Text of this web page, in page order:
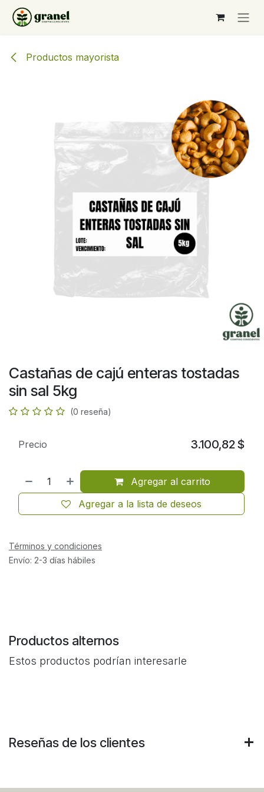
Ir al contenido
Productos mayorista
Castañas de cajú enteras tostadas
sin sal 5kg
(0 reseña)
Agregar al carrito
Agregar a la lista de deseos
Precio 3.100,82$
Términos y condiciones
Envío: 2-3 días hábiles
Productos alternos
Estos productos podrían interesarle
Reseñas de los clientes